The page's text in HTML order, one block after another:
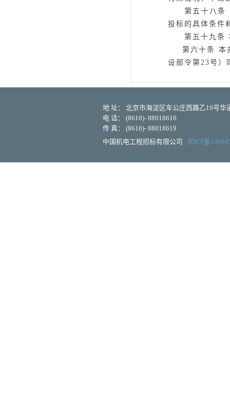
第五十八条 使
投标的具体条件
第五十九条
第六十条 本
设部令第23号）
地 址： 北京市海淀区车公庄西路乙19号华
电 话： (8610)- 88018616
传 真： (8610)- 88018619
中国机电工程招标有限公司
京ICP备